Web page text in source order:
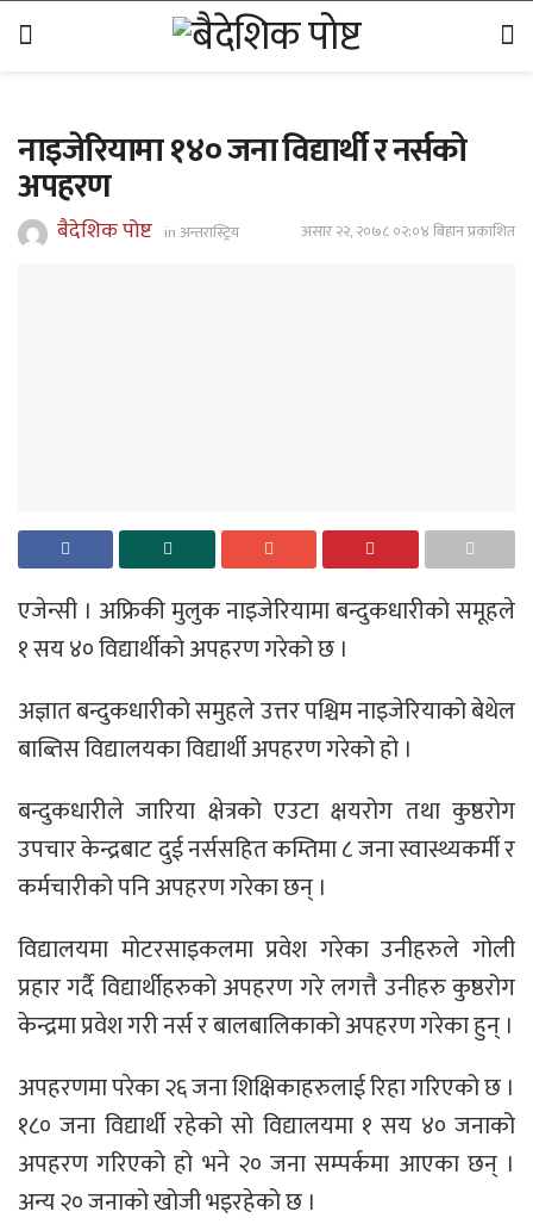
नाइजेरियामा १४० जना विद्यार्थी र नर्सको
अपहरण
बैदेशिक पोष्ट inअन्तरास्ट्रिय असार २२, २०७८ ०२;०४ बिहान प्रकाशित
एजेन्सी । अफ्रिकी मुलुक नाइजेरियामा बन्दुकधारीको समूहले
१ सय ४० विद्यार्थीको अपहरण गरेको छ ।
अज्ञात बन्दुकधारीको समुहले उत्तर पश्चिम नाइजेरियाको बेथेल
बाब्तिस विद्यालयका विद्यार्थी अपहरण गरेको हो ।
बन्दुकधारीले जारिया क्षेत्रको एउटा क्षयरोग तथा कुष्ठरोग
उपचार केन्द्रबाट दुई नर्ससहित कम्तिमा ८ जना स्वास्थ्यकर्मी र
कर्मचारीको पनि अपहरण गरेका छन् ।
विद्यालयमा मोटरसाइकलमा प्रवेश गरेका उनीहरुले गोली
प्रहार गर्दै विद्यार्थीहरुको अपहरण गरे लगत्तै उनीहरु कुष्ठरोग
केन्द्रमा प्रवेश गरी नर्स र बालबालिकाको अपहरण गरेका हुन् ।
अपहरणमा परेका २६ जना शिक्षिकाहरुलाई रिहा गरिएको छ ।
१८० जना विद्यार्थी रहेको सो विद्यालयमा १ सय ४० जनाको
अपहरण गरिएको हो भने २० जना सम्पर्कमा आएका छन् ।
अन्य २० जनाको खोजी भइरहेको छ ।